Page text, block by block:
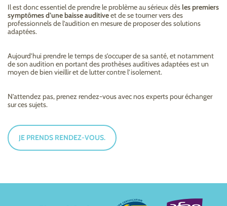
Il est donc essentiel de prendre le problème au sérieux dèsles premiers
symptômes d’une baisse auditiveet de se tourner vers des
professionnels de l’audition en mesure de proposer des solutions
adaptées.
Aujourd’hui prendre le temps de s’occuper de sa santé, et notamment
de son audition en portant des prothèses auditives adaptées est un
moyen de bien vieillir et de lutter contre l’isolement.
N’attendez pas, prenez rendez-vous avec nos experts pour échanger
sur ces sujets.
JE PRENDS RENDEZ-VOUS.